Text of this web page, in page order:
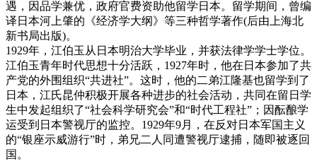
遇，因品学兼优，政府官费资助他留学日本。留学期间，曾编
译日本河上肇的《经济学大纲》等三种哲学著作(后由上海北
新书局出版)。
1929年，江伯玉从日本明治大学毕业，并获法律学学士学位。
江伯玉青年时代思想十分活跃，1927年时，他在日本参加了共
产党的外围组织“共进社”。这时，他的二弟江隆基也留学到了
日本，江氏昆仲积极开展各种进步的社会活动，共同在留日学
生中发起组织了“社会科学研究会”和“时代工程社”；因酝酿学
运受到日本警视厅的监控。1929年9月，在反对日本军国主义
的“银座示威游行”时，弟兄二人同遭警视厅逮捕，随即被逐回
国。